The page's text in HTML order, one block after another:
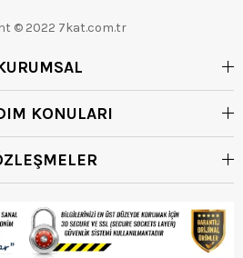
© 2022 7kat.com.tr
KONULARI